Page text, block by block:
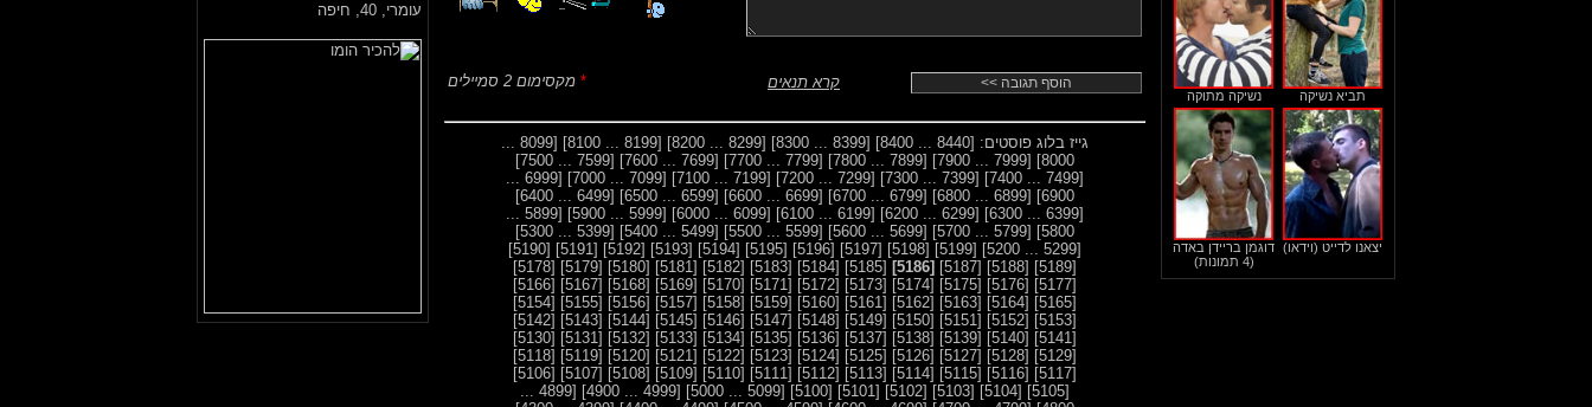
תביא נשיקה נשיקה מתוקה
יצאנו לדייט (וידאו) דוגמן בריידן באדה
(4 תמונות)
קרא תנאים * מקסימום 2 סמיילים
גייז בלוג פוסטים: [8440 ... 8400]
[8399 ... 8300]
[8299 ... 8200]
[8199 ... 8100]
[8099 ...
8000]
[7999 ... 7900]
[7899 ... 7800]
[7799 ... 7700]
[7699 ... 7600]
[7599 ... 7500]
[7499 ... 7400]
[7399 ... 7300]
[7299 ... 7200]
[7199 ... 7100]
[7099 ... 7000]
[6999 ...
6900]
[6899 ... 6800]
[6799 ... 6700]
[6699 ... 6600]
[6599 ... 6500]
[6499 ... 6400]
[6399 ... 6300]
[6299 ... 6200]
[6199 ... 6100]
[6099 ... 6000]
[5999 ... 5900]
[5899 ...
5800]
[5799 ... 5700]
[5699 ... 5600]
[5599 ... 5500]
[5499 ... 5400]
[5399 ... 5300]
[5299 ... 5200]
[5199]
[5198]
[5197]
[5196]
[5195]
[5194]
[5193]
[5192]
[5191]
[5190]
[5189]
[5188]
[5187]
[5186]
[5185]
[5184]
[5183]
[5182]
[5181]
[5180]
[5179]
[5178]
[5177]
[5176]
[5175]
[5174]
[5173]
[5172]
[5171]
[5170]
[5169]
[5168]
[5167]
[5166]
[5165]
[5164]
[5163]
[5162]
[5161]
[5160]
[5159]
[5158]
[5157]
[5156]
[5155]
[5154]
[5153]
[5152]
[5151]
[5150]
[5149]
[5148]
[5147]
[5146]
[5145]
[5144]
[5143]
[5142]
[5141]
[5140]
[5139]
[5138]
[5137]
[5136]
[5135]
[5134]
[5133]
[5132]
[5131]
[5130]
[5129]
[5128]
[5127]
[5126]
[5125]
[5124]
[5123]
[5122]
[5121]
[5120]
[5119]
[5118]
[5117]
[5116]
[5115]
[5114]
[5113]
[5112]
[5111]
[5110]
[5109]
[5108]
[5107]
[5106]
[5105]
[5104]
[5103]
[5102]
[5101]
[5100]
[5099 ... 5000]
[4999 ... 4900]
[4899 ...
עומרי, 40, חיפה